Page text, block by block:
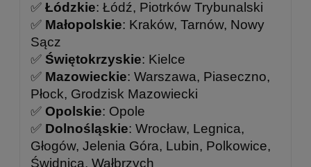
✅ Łódzkie: Łódź, Piotrków Trybunalski
✅ Małopolskie: Kraków, Tarnów, Nowy
Sącz
✅ Świętokrzyskie: Kielce
✅ Mazowieckie: Warszawa, Piaseczno,
Płock, Grodzisk Mazowiecki
✅ Opolskie: Opole
✅ Dolnośląskie: Wrocław, Legnica,
Głogów, Jelenia Góra, Lubin, Polkowice,
Świdnica, Wałbrzych